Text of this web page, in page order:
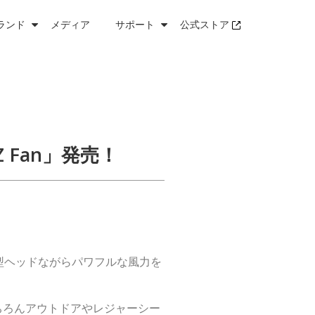
ンド メディア サポート 公式ストア
」発売！
ッドながらパワフルな風力を
んアウトドアやレジャーシー